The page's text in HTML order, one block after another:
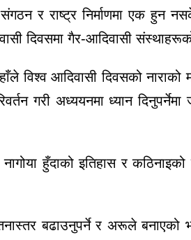
र राष्ट्र निर्माणमा एक हुन
दिवसमा गैर-आदिवासी
आदिवासी दिवसको नाराको
गरी अध्ययनमा ध्यान
हुँदाको इतिहास र
बढाउनुपर्ने र अरूले